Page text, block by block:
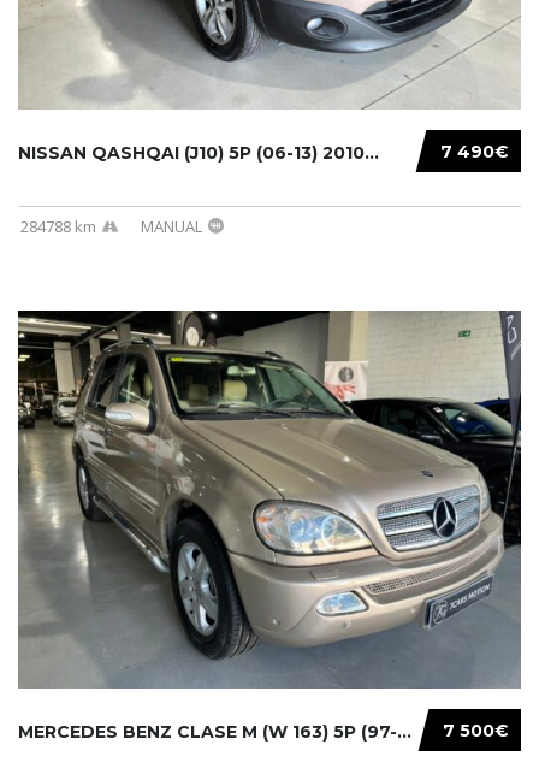
7 490€
NISSAN QASHQAI (J10) 5P (06-13) 2010...
284788 km MANUAL
7 500€
MERCEDES BENZ CLASE M (W 163) 5P (97-05) 200...